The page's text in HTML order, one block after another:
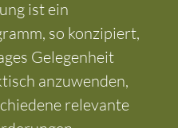
ist ein
so konzipiert,
Gelegenheit
anzuwenden,
relevante